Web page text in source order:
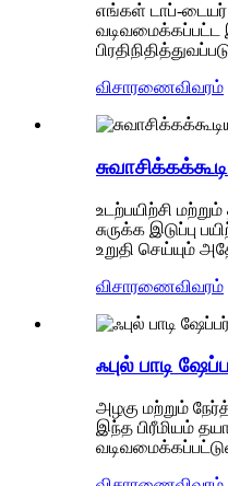
எங்கள் டாப்-
வடிவமைக்கப்பட்ட
விசாரணைவிவரம்
உடற்பயிற்சி
சுருக்க இடுப்பு
உறுதி செய்யும்
விசாரணைவிவரம்
ஃபுல் பாடி
அழகு மற்றும்
இந்த பிரீமியம்